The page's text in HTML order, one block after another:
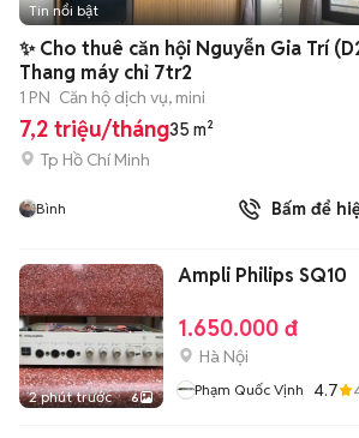
Tin nổi bật
✨ Cho thuê căn hội Nguyễn Gia Trí
Thang máy chỉ 7tr2
1 PN Căn hộ dịch vụ, mini
7,2 triệu/tháng35 m²
Tp Hồ Chí Minh
Bình Bấm để
2 phút trước 6
Ampli Philips SQ10
1.650.000 đ
Hà Nội
Phạm Quốc Vịnh 4.7